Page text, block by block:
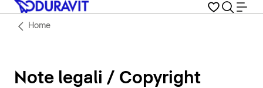
Home
Note legali / Copyright